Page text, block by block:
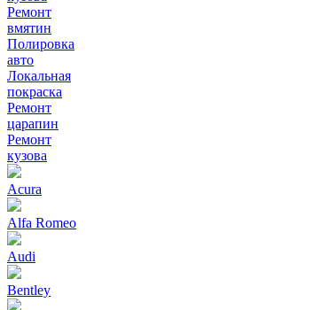
Ремонт
вмятин
Полировка
авто
Локальная
покраска
Ремонт
царапин
Ремонт
кузова
Acura
Alfa Romeo
Audi
Bentley